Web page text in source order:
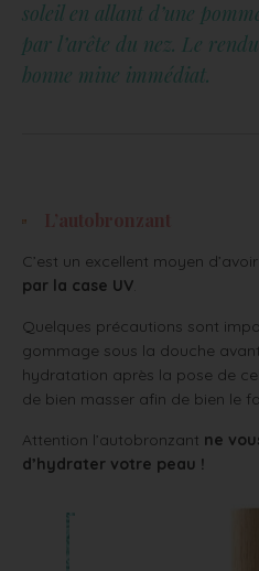
soleil en allant d’une
par l’arête du nez. Le
bonne mine immédiat.
C’est un excellent moyen
par la case UV
Quelques précautions sont
gommage sous la douche
hydratation après la pose de
de bien masser afin de bien le
Attention l’autobronzant ne
d’hydrater votre peau !